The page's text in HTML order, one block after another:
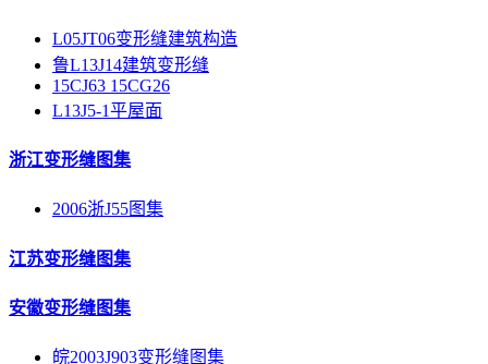
L05JT06变形缝建筑构造
鲁L13J14建筑变形缝
15CJ63 15CG26
L13J5-1平屋面
浙江变形缝图集
2006浙J55图集
江苏变形缝图集
安徽变形缝图集
皖2003J903变形缝图集